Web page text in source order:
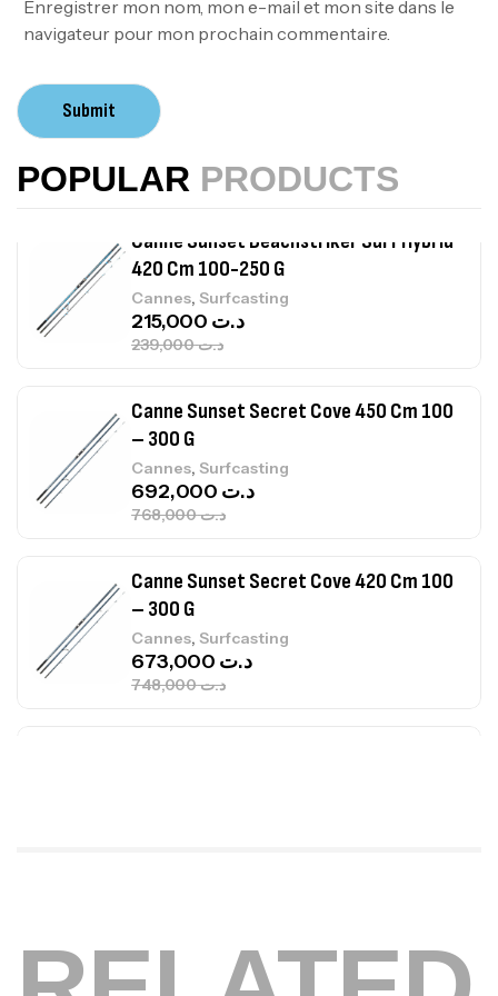
Enregistrer mon nom, mon e-mail et mon site dans le
navigateur pour mon prochain commentaire.
Submit
POPULAR PRODUCTS
420 Cm 100-250 G
Cannes
د.ت
Canne Sunset Secret Cove 450 Cm 100
– 300 G
Cannes, Surfcasting
د.ت768,000
د.ت692,000
Canne Sunset Secret Cove 420 Cm 100
– 300 G
Cannes, Surfcasting
د.ت748,000
د.ت 673,000
Canne Jigging Sunset Massive Attack
1.83m 120/250gr 30kg
Cannes, Jigging
د.ت379,000
د.ت340,000
Accastillage bateau,Accessoires bateaux
د.ت